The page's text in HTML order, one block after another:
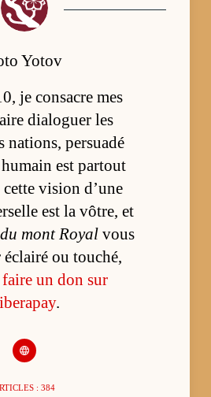
Yotov
je consacre mes
dialoguer les
nations, persuadé
est partout
vision d’une
est la vôtre, et
mont Royal vous
ou touché,
faire un don sur
.
: 384